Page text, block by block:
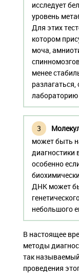
исследует
уровень
Для этих
котором
моча,
менее
лабораторию
может быть
диагностики
особенно
ДНК может
небольшого
В настоящее
методы
так
проведения